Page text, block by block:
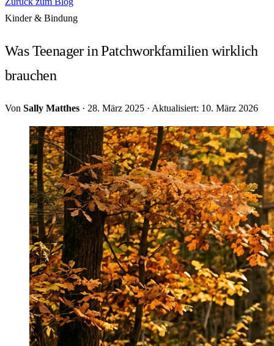
Kinder & Bindung
Was Teenager in Patchworkfamilien wirklich
brauchen
Von Sally Matthes · 28. März 2025 · Aktualisiert: 10. März 2026